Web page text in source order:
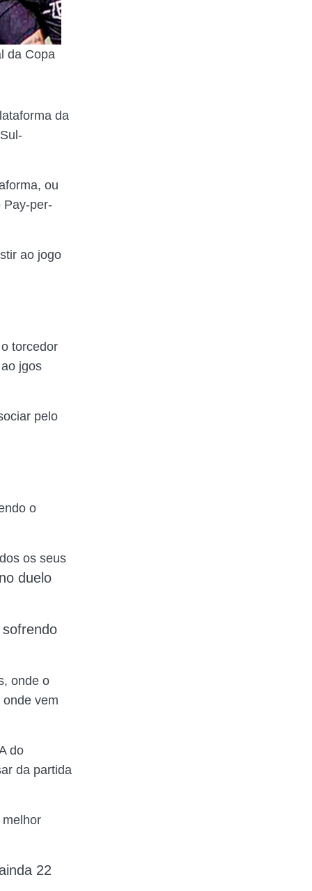
da Copa
da
ou
Pay-per-
ao jogo
torcedor
jgos
pelo
o
os seus
duelo
onde o
vem
do
da partida
22